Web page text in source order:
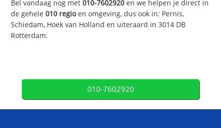
Bel vandaag nog met010-7602920 en we helpen je direct in
de gehele010 regioen omgeving, dus ook in: Pernis,
Schiedam, Hoek van Holland en uiteraard in 3014 DB
Rotterdam.
010-7602920